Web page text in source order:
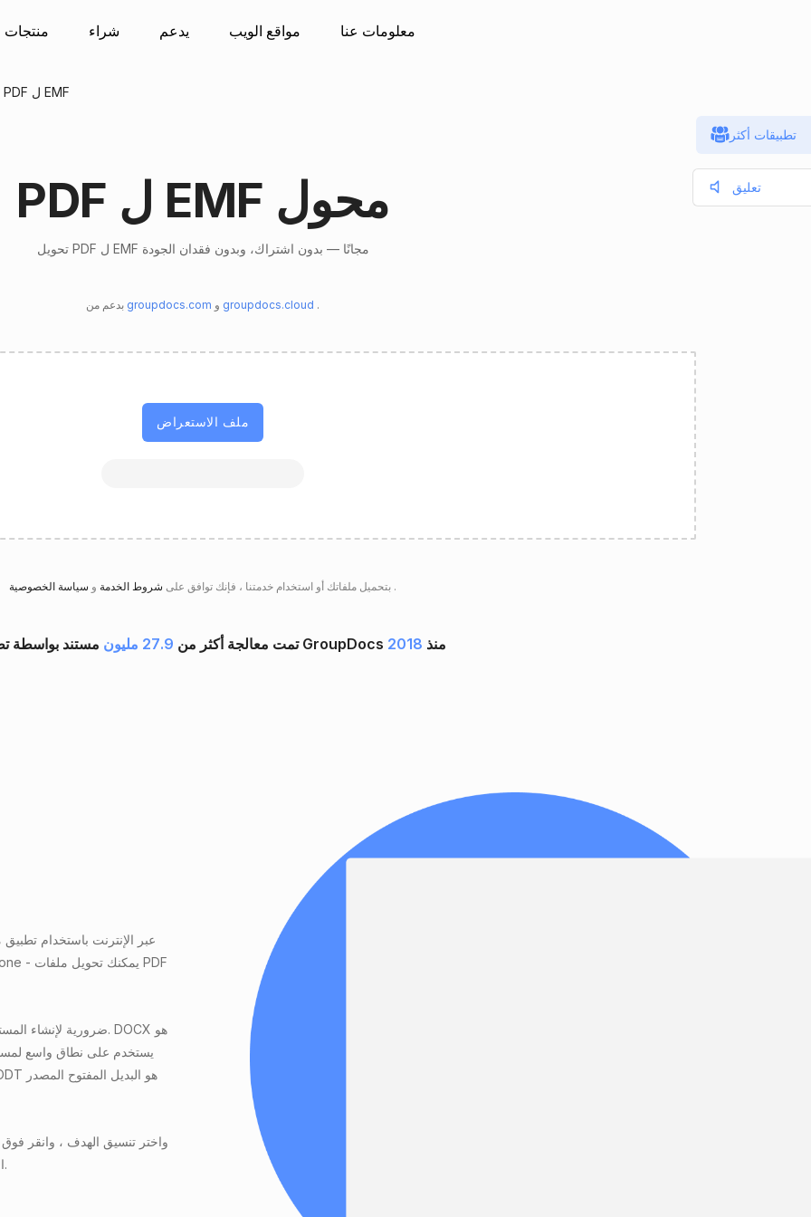
منتجات شراء يدعم مواقع الويب معلومات عنا
يتحول PDF ل EMF
PDF ل EMF محول
تحويل PDF ل EMF مجانًا — بدون اشتراك، وبدون فقدان الجودة
groupdocs.com groupdocs.cloud .
ملف الاستعراض
بتحميل ملفاتك أو استخدام خدمتنا ، فإنك توافق على شروط الخدمة و .
تمت معالجة أكثر من 27.9 مليون مستند بواسطة تطبيقات GroupDocs منذ 2018
الانتهاء ، سيكون ملفك جاهزًا للتنزيل على الفور. لا يوجد تسجيل مطلوب.
تطبيقات أكثر
تعليق